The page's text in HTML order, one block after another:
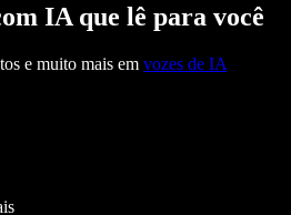
IA que lê para você
e muito mais em vozes de IA